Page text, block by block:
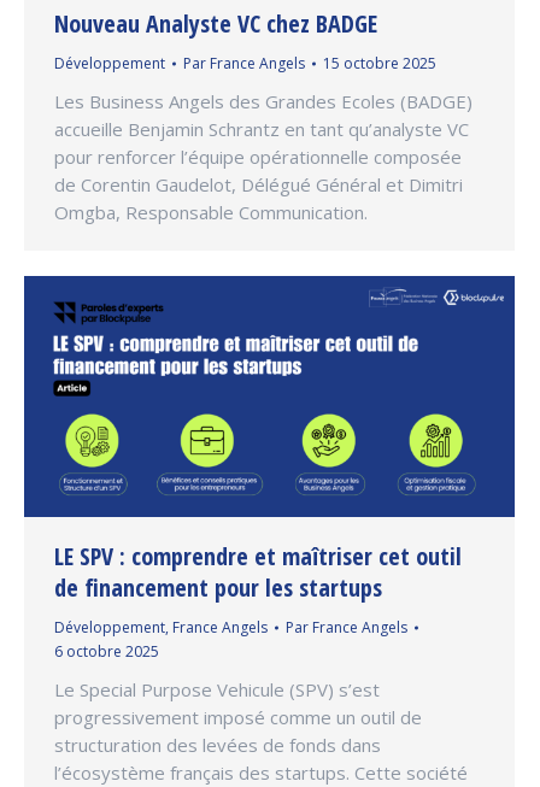
Nouveau Analyste VC chez BADGE
Développement Par France Angels 15 octobre 2025
Les Business Angels des Grandes Ecoles (BADGE)
accueille Benjamin Schrantz en tant qu’analyste VC
pour renforcer l’équipe opérationnelle composée
de Corentin Gaudelot, Délégué Général et Dimitri
Omgba, Responsable Communication.
LE SPV : comprendre et maîtriser cet outil
de financement pour les startups
Développement, France Angels Par France Angels
6 octobre 2025
Le Special Purpose Vehicule (SPV) s’est
progressivement imposé comme un outil de
structuration des levées de fonds dans
l’écosystème français des startups. Cette société